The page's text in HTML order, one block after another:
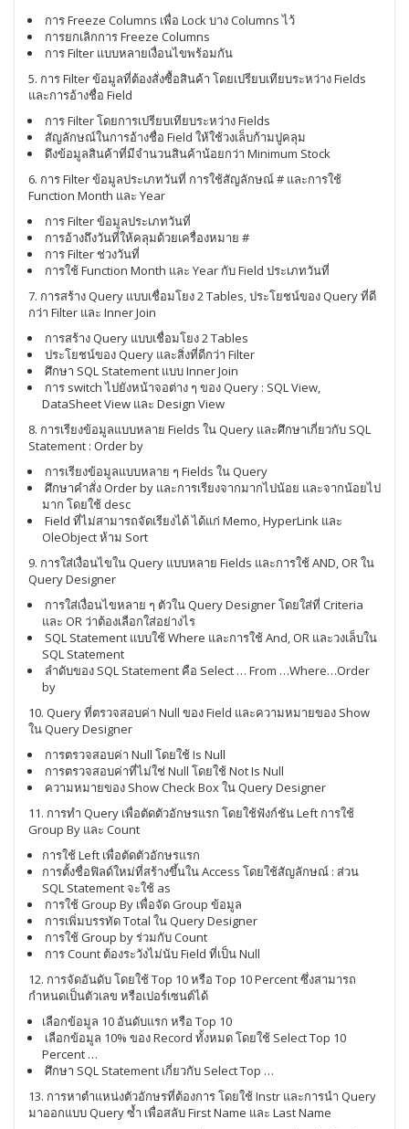
การ Freeze Columns เพื่อ Lock บาง Columns ไว้
การยกเลิกการ Freeze Columns
การ Filter แบบหลายเงื่อนไขพร้อมกัน
5. การ Filter ข้อมูลที่ต้องสั่งซื้อสินค้า โดยเปรียบเทียบระหว่าง Fields
และการอ้างชื่อ Field
การ Filter โดยการเปรียบเทียบระหว่าง Fields
สัญลักษณ์ในการอ้างชื่อ Field ให้ใช้วงเล็บก้ามปูคลุม
ดึงข้อมูลสินค้าที่มีจำนวนสินค้าน้อยกว่า Minimum Stock
6. การ Filter ข้อมูลประเภทวันที่ การใช้สัญลักษณ์ # และการใช้
Function Month และ Year
การ Filter ข้อมูลประเภทวันที่
การอ้างถึงวันที่ให้คลุมด้วยเครื่องหมาย #
การ Filter ช่วงวันที่
การใช้ Function Month และ Year กับ Field ประเภทวันที่
7. การสร้าง Query แบบเชื่อมโยง 2 Tables, ประโยชน์ของ Query ที่ดี
กว่า Filter และ Inner Join
การสร้าง Query แบบเชื่อมโยง 2 Tables
ประโยชน์ของ Query และสิ่งที่ดีกว่า Filter
ศึกษา SQL Statement แบบ Inner Join
การ switch ไปยังหน้าจอต่าง ๆ ของ Query : SQL View,
DataSheet View และ Design View
8. การเรียงข้อมูลแบบหลาย Fields ใน Query และศึกษาเกี่ยวกับ SQL
Statement : Order by
การเรียงข้อมูลแบบหลาย ๆ Fields ใน Query
ศึกษาคำสั่ง Order by และการเรียงจากมากไปน้อย และจากน้อยไป
มาก โดยใช้ desc
Field ที่ไม่สามารถจัดเรียงได้ ได้แก่ Memo, HyperLink และ
OleObject ห้าม Sort
9. การใส่เงื่อนไขใน Query แบบหลาย Fields และการใช้ AND, OR ใน
Query Designer
การใส่เงื่อนไขหลาย ๆ ตัวใน Query Designer โดยใส่ที่ Criteria
และ OR ว่าต้องเลือกใส่อย่างไร
SQL Statement แบบใช้ Where และการใช้ And, OR และวงเล็บใน
SQL Statement
ลำดับของ SQL Statement คือ Select … From …Where…Order
by
10. Query ที่ตรวจสอบค่า Null ของ Field และความหมายของ Show
ใน Query Designer
การตรวจสอบค่า Null โดยใช้ Is Null
การตรวจสอบค่าที่ไม่ใช่ Null โดยใช้ Not Is Null
ความหมายของ Show Check Box ใน Query Designer
11. การทำ Query เพื่อตัดตัวอักษรแรก โดยใช้ฟังก์ชัน Left การใช้
Group By และ Count
การใช้ Left เพื่อตัดตัวอักษรแรก
การตั้งชื่อฟิลด์ใหม่ที่สร้างขึ้นใน Access โดยใช้สัญลักษณ์ : ส่วน
SQL Statement จะใช้ as
การใช้ Group By เพื่อจัด Group ข้อมูล
การเพิ่มบรรทัด Total ใน Query Designer
การใช้ Group by ร่วมกับ Count
การ Count ต้องระวังไม่นับ Field ที่เป็น Null
12. การจัดอันดับ โดยใช้ Top 10 หรือ Top 10 Percent ซึ่งสามารถ
กำหนดเป็นตัวเลข หรือเปอร์เซนต์ได้
เลือกข้อมูล 10 อันดับแรก หรือ Top 10
เลือกข้อมูล 10% ของ Record ทั้งหมด โดยใช้ Select Top 10
Percent …
ศึกษา SQL Statement เกี่ยวกับ Select Top …
13. การหาตำแหน่งตัวอักษรที่ต้องการ โดยใช้ Instr และการนำ Query
มาออกแบบ Query ซ้ำ เพื่อสลับ First Name และ Last Name